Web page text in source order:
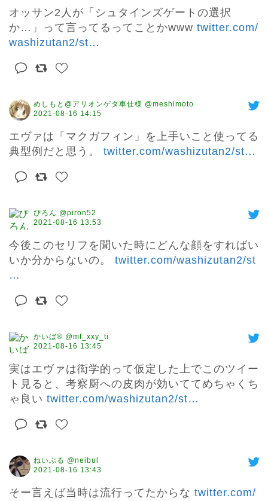
オッサン2人が「シュタインズゲートの選択
か…」って言ってるってことかwww twitter.com/
washizutan2/st…
めしもと@アリオンゲタ車仕様 @meshimoto
2021-08-16 14:15
エヴァは「マクガフィン」を上手いこと使ってる
典型例だと思う。 twitter.com/washizutan2/st…
ぴろん @piron52
2021-08-16 13:53
今後このセリフを聞いた時にどんな顔をすればい
いか分からないの。 twitter.com/washizutan2/st
…
かいば®︎ @mf_xxy_ti
2021-08-16 13:45
実はエヴァは衒学的って仮定した上でこのツイー
ト見ると、考察厨への皮肉が効いててめちゃくち
ゃ良い twitter.com/washizutan2/st…
ねいぶる @neibul
2021-08-16 13:43
そー言えば当時は流行ってたからな twitter.com/